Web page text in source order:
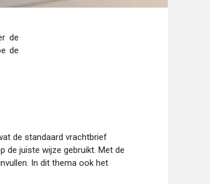
de
de
de standaard vrachtbrief
de juiste wijze gebruikt. Met de
In dit thema ook het